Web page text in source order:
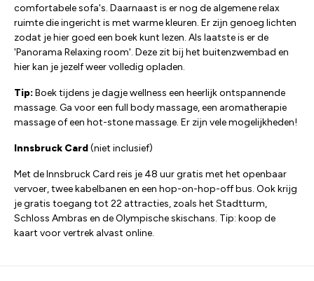
comfortabele sofa's. Daarnaast is er nog de algemene relax
ruimte die ingericht is met warme kleuren. Er zijn genoeg lichten
zodat je hier goed een boek kunt lezen. Als laatste is er de
'Panorama Relaxing room'. Deze zit bij het buitenzwembad en
hier kan je jezelf weer volledig opladen.
Tip: Boek tijdens je dagje wellness een heerlijk ontspannende
massage. Ga voor een full body massage, een aromatherapie
massage of een hot-stone massage. Er zijn vele mogelijkheden!
Innsbruck Card(niet inclusief)
Met de Innsbruck Card reis je 48 uur gratis met het openbaar
vervoer, twee kabelbanen en een hop-on-hop-off bus. Ook krijg
je gratis toegang tot 22 attracties, zoals het Stadtturm,
Schloss Ambras en de Olympische skischans. Tip: koop de
kaart voor vertrek alvast online.